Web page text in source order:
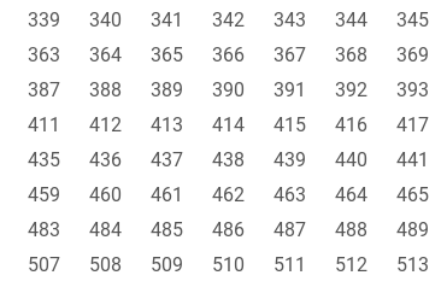
339 340 341 342 343 344 345
363 364 365 366 367 368 369
387 388 389 390 391 392 393
411 412 413 414 415 416 417
435 436 437 438 439 440 441
459 460 461 462 463 464 465
483 484 485 486 487 488 489
507 508 509 510 511 512 513